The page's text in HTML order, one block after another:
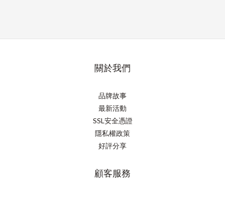
關於我們
品牌故事
最新活動
SSL安全憑證
隱私權政策
好評分享
顧客服務